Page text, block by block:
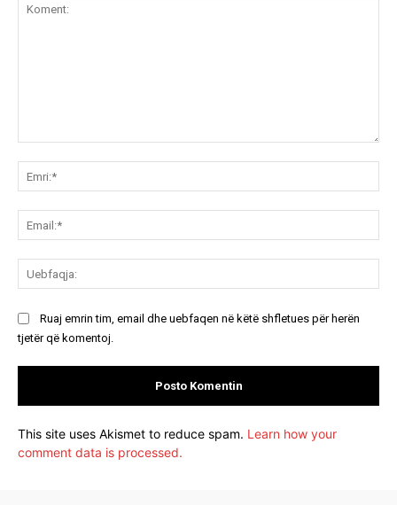
Ruaj emrin tim, email dhe uebfaqen në këtë shfletues për herën
tjetër që komentoj.
This site uses Akismet to reduce spam. Learn how your
comment data is processed.